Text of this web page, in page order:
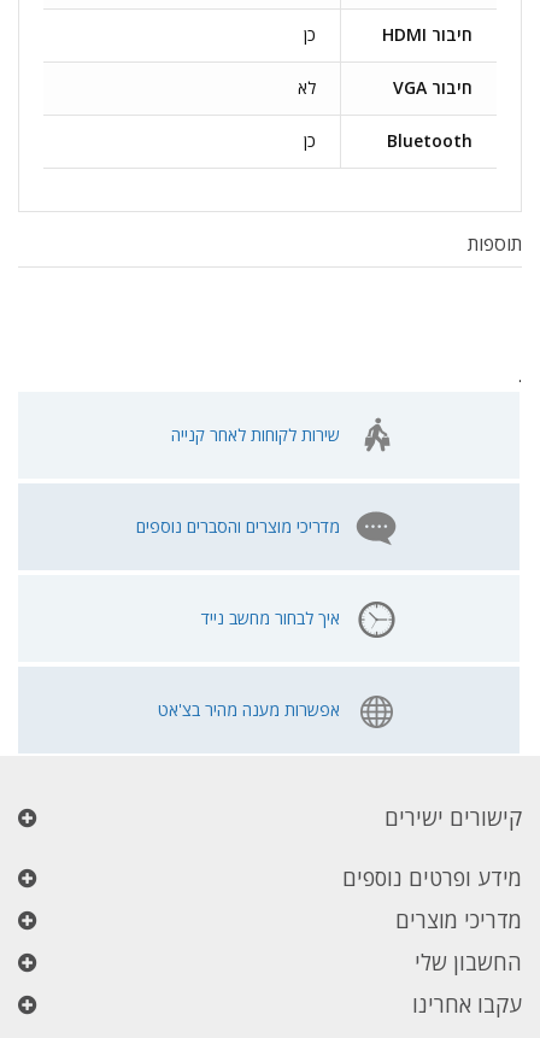
חיבור HDMI כן
חיבור VGA לא
Bluetooth כן
תוספות
.
שירות לקוחות לאחר קנייה
מדריכי מוצרים והסברים נוספים
איך לבחור מחשב נייד
אפשרות מענה מהיר בצ'אט
קישורים ישירים
מידע ופרטים נוספים
מדריכי מוצרים
החשבון שלי
עקבו אחרינו